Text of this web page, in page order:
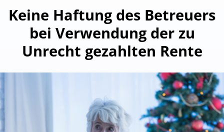
Keine Haftung des Betreuers
bei Verwendung der zu
Unrecht gezahlten Rente